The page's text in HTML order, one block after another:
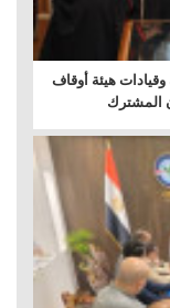
وقيادات هيئة أوقاف
المشترك